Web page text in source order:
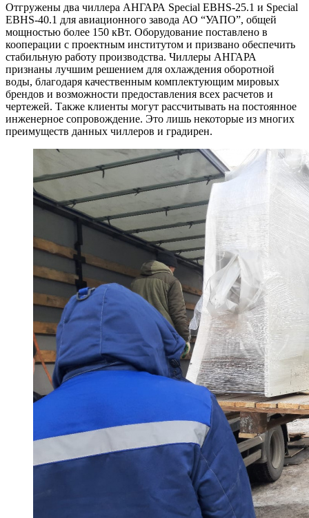
Отгружены два чиллера АНГАРА Special EBHS-25.1 и Special
EBHS-40.1 для авиационного завода АО “УАПО”, общей
мощностью более 150 кВт. Оборудование поставлено в
кооперации с проектным институтом и призвано обеспечить
стабильную работу производства. Чиллеры АНГАРА
признаны лучшим решением для охлаждения оборотной
воды, благодаря качественным комплектующим мировых
брендов и возможности предоставления всех расчетов и
чертежей. Также клиенты могут рассчитывать на постоянное
инженерное сопровождение. Это лишь некоторые из многих
преимуществ данных чиллеров и градирен.